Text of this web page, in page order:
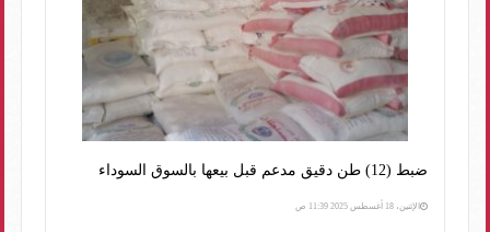
ضبط (12) طن دقيق مدعم قبل بيعها بالسوق السوداء
الإثنين، 18 أغسطس 2025 11:39 ص